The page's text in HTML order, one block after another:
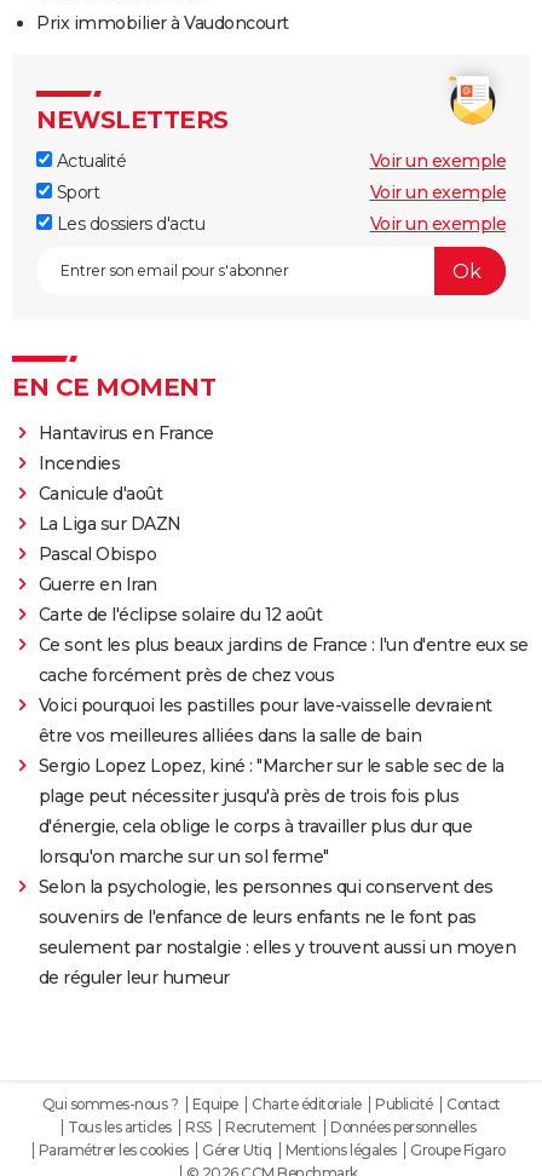
Prix immobilier à Vaudoncourt
NEWSLETTERS
Actualité
Voir un exemple
Sport
Voir un exemple
Les dossiers d'actu
Voir un exemple
EN CE MOMENT
Hantavirus en France
Incendies
Canicule d'août
La Liga sur DAZN
Pascal Obispo
Guerre en Iran
Carte de l'éclipse solaire du 12 août
Ce sont les plus beaux jardins de France : l'un d'entre eux se
cache forcément près de chez vous
Voici pourquoi les pastilles pour lave-vaisselle devraient
être vos meilleures alliées dans la salle de bain
Sergio Lopez Lopez, kiné : "Marcher sur le sable sec de la
plage peut nécessiter jusqu'à près de trois fois plus
d'énergie, cela oblige le corps à travailler plus dur que
lorsqu'on marche sur un sol ferme"
Selon la psychologie, les personnes qui conservent des
souvenirs de l'enfance de leurs enfants ne le font pas
seulement par nostalgie : elles y trouvent aussi un moyen
de réguler leur humeur
Qui sommes-nous ? Equipe Charte éditoriale Publicité
Contact
Tous les articles
RSS Recrutement
Données personnelles
Paramétrer les cookies
Gérer Utiq Mentions légales
Groupe Figaro